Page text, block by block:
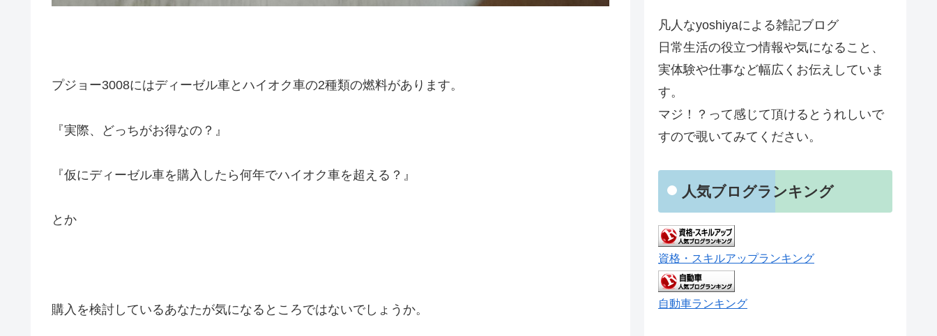
プジョー3008にはディーゼル車とハイオク車の2種類の燃料があります。
『実際、どっちがお得なの？』
『仮にディーゼル車を購入したら何年でハイオク車を超える？』
とか
購入を検討しているあなたが気になるところではないでしょうか。
凡人なyoshiyaによる雑記ブログ
日常生活の役立つ情報や気になること、
実体験や仕事など幅広くお伝えしていま
す。
マジ！？って感じて頂けるとうれしいで
すので覗いてみてください。
人気ブログランキング
資格・スキルアップランキング
自動車ランキング